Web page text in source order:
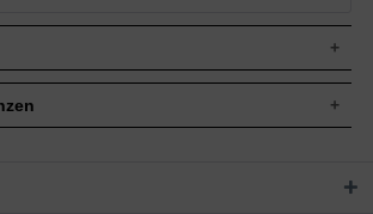
Acer shirasawanum
Alternative?